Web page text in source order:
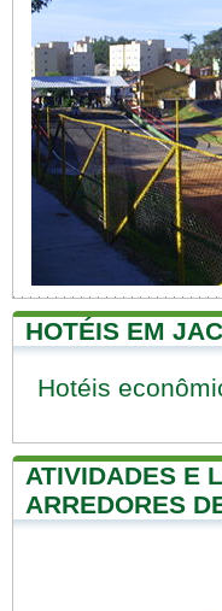
HOTÉIS EM
Hotéis
ATIVIDADES E
ARREDORES